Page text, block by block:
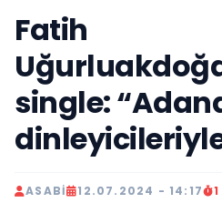
Fatih
single:
ASABI 12.07.2024 - 14:17